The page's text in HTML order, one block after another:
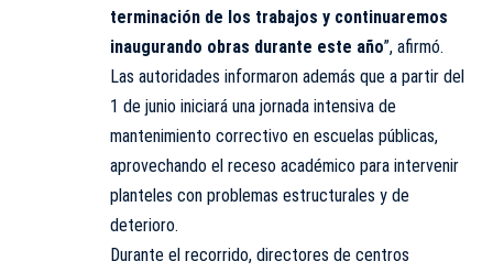
terminación de los trabajos y continuaremos
inaugurando obras durante este año”, afirmó.
Las autoridades informaron además que a partir del
1 de junio iniciará una jornada intensiva de
mantenimiento correctivo en escuelas públicas,
aprovechando el receso académico para intervenir
planteles con problemas estructurales y de
deterioro.
Durante el recorrido, directores de centros